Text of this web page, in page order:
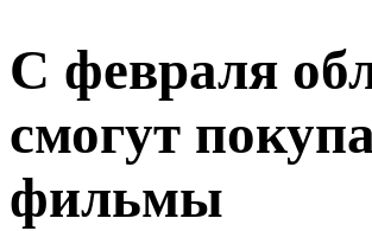
С февраля
смогут
фильмы